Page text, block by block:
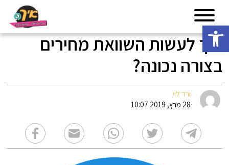
פתח סרגל נגישות
איך לעשות השוואת מחירים
בצורה נכונה?
ורד לוי
28 מרץ, 2019 10:07